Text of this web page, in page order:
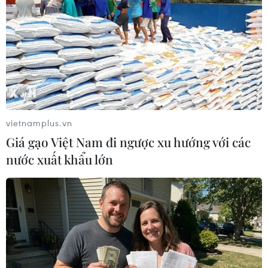
Theo dõi VietnamPlus
TIN LIÊN QUAN
vietnamplus.vn
Giá gạo Việt Nam đi ngược xu hướng với các
nước xuất khẩu lớn